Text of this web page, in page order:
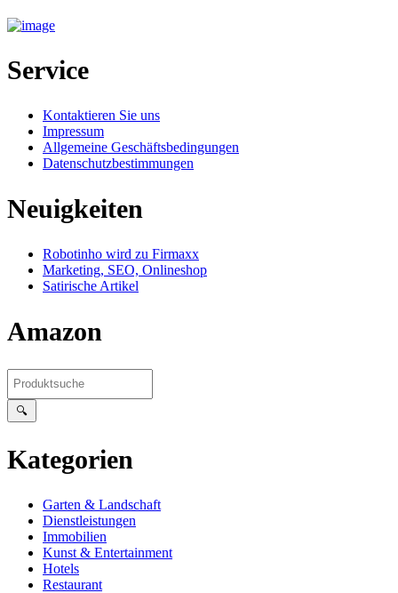
Service
Kontaktieren Sie uns
Impressum
Allgemeine Geschäftsbedingungen
Datenschutzbestimmungen
Neuigkeiten
Robotinho wird zu Firmaxx
Marketing, SEO, Onlineshop
Satirische Artikel
Amazon
🔍
Kategorien
Garten & Landschaft
Dienstleistungen
Immobilien
Kunst & Entertainment
Hotels
Restaurant